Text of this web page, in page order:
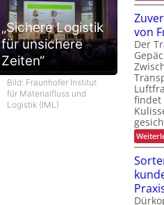
„Sichere Logistik
für unsichere
Zeiten“
Bild: Fraunhofer Institut
für Materialfluss und
Logistik (IML)
von
Der
findet